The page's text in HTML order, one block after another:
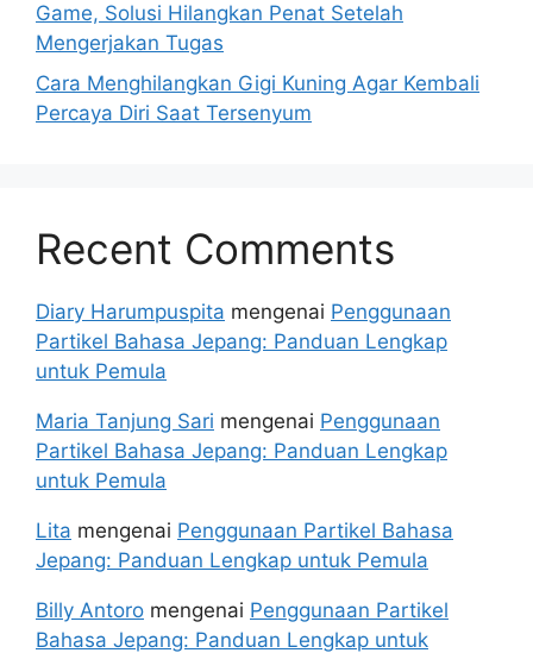
Game, Solusi Hilangkan Penat Setelah
Mengerjakan Tugas
Cara Menghilangkan Gigi Kuning Agar Kembali
Percaya Diri Saat Tersenyum
Recent Comments
Diary Harumpuspita mengenai Penggunaan
Partikel Bahasa Jepang: Panduan Lengkap
untuk Pemula
Maria Tanjung Sari mengenai Penggunaan
Partikel Bahasa Jepang: Panduan Lengkap
untuk Pemula
Lita mengenai Penggunaan Partikel Bahasa
Jepang: Panduan Lengkap untuk Pemula
Billy Antoro mengenai Penggunaan Partikel
Bahasa Jepang: Panduan Lengkap untuk